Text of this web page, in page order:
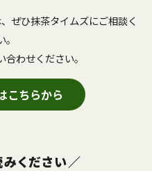
ぜひ抹茶タイムズにご相談く
わせください。
こちらから
ください／